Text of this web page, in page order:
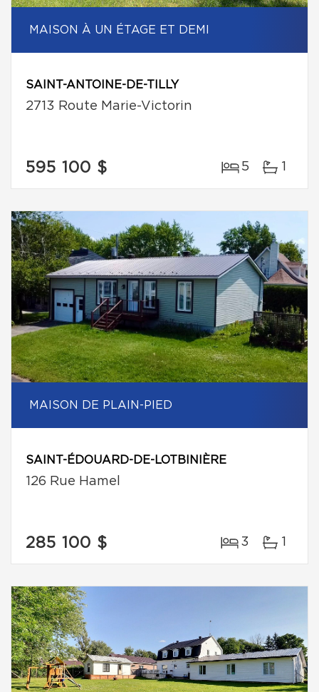
MAISON À UN ÉTAGE ET DEMI
SAINT-ANTOINE-DE-TILLY
2713 Route Marie-Victorin
595 100 $ 5 1
MAISON DE PLAIN-PIED
SAINT-ÉDOUARD-DE-LOTBINIÈRE
126 Rue Hamel
285 100 $ 3 1